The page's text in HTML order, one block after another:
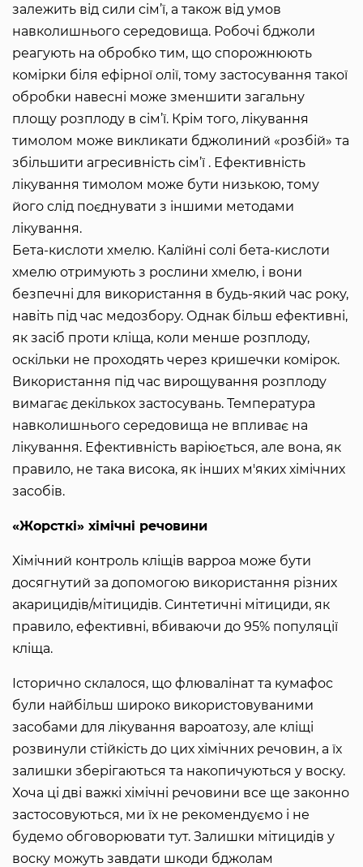
залежить від сили сім’ї, а також від умов
навколишнього середовища. Робочі бджоли
реагують на обробко тим, що спорожнюють
комірки біля ефірної олії, тому застосування такої
обробки навесні може зменшити загальну
площу розплоду в сім’ї. Крім того, лікування
тимолом може викликати бджолиний «розбій» та
збільшити агресивність сім’ї . Ефективність
лікування тимолом може бути низькою, тому
його слід поєднувати з іншими методами
лікування.
Бета-кислоти хмелю. Калійні солі бета-кислоти
хмелю отримують з рослини хмелю, і вони
безпечні для використання в будь-який час року,
навіть під час медозбору. Однак більш ефективні,
як засіб проти кліща, коли менше розплоду,
оскільки не проходять через кришечки комірок.
Використання під час вирощування розплоду
вимагає декількох застосувань. Температура
навколишнього середовища не впливає на
лікування. Ефективність варіюється, але вона, як
правило, не така висока, як інших м'яких хімічних
засобів.
«Жорсткі» хімічні речовини
Хімічний контроль кліщів варроа може бути
досягнутий за допомогою використання різних
акарицидів/мітицидів. Синтетичні мітициди, як
правило, ефективні, вбиваючи до 95% популяції
кліща.
Історично склалося, що флювалінат та кумафос
були найбільш широко використовуваними
засобами для лікування вароатозу, але кліщі
розвинули стійкість до цих хімічних речовин, а їх
залишки зберігаються та накопичуються у воску.
Хоча ці дві важкі хімічні речовини все ще законно
застосовуються, ми їх не рекомендуємо і не
будемо обговорювати тут. Залишки мітицидів у
воску можуть завдати шкоди бджолам